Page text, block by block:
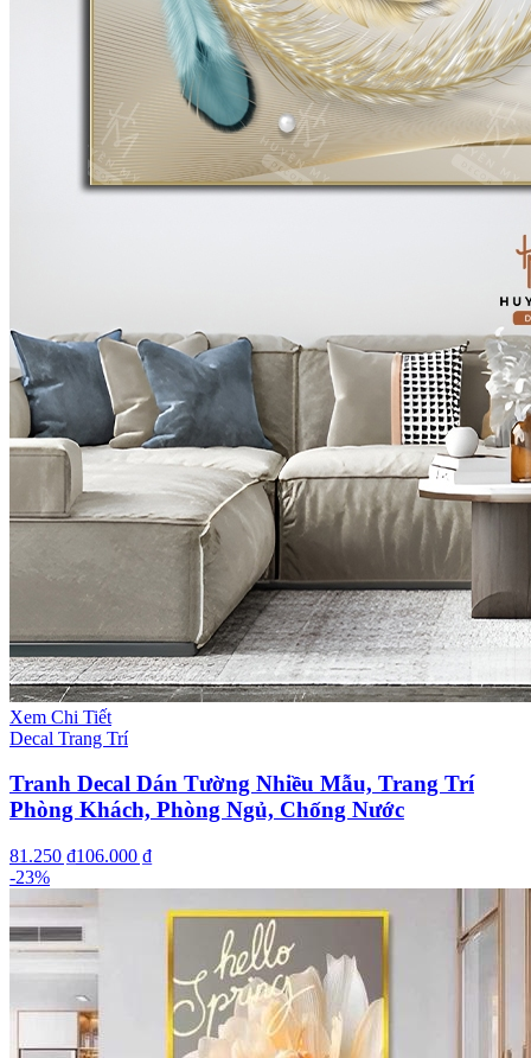
Xem Chi Tiết
Decal Trang Trí
Tranh Decal Dán Tường Nhiều Mẫu, Trang Trí
Phòng Khách, Phòng Ngủ, Chống Nước
81.250 ₫106.000 ₫
-23%